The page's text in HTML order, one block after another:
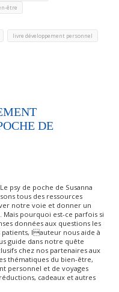
être
livre développement personnel
DE
psy de poche de Susanna
tous des ressources
notre voie et donner un
Mais pourquoi est-ce parfois si
données aux questions les
patients, lauteur nous aide à
guide dans notre quête
chez nos partenaires aux
thématiques du bien-être,
personnel et de voyages
cadeaux et autres